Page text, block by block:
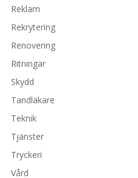
Reklam
Rekrytering
Renovering
Ritningar
Skydd
Tandläkare
Teknik
Tjänster
Tryckeri
Vård